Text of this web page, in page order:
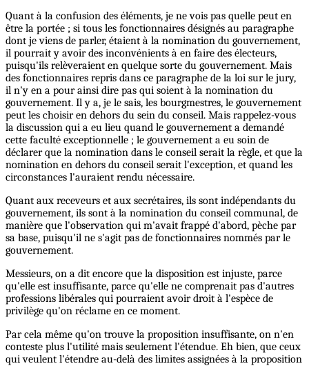
Quant à la confusion des éléments, je ne vois pas quelle peut en
être la portée ; si tous les fonctionnaires désignés au paragraphe
dont je viens de parler, étaient à la nomination du gouvernement,
il pourrait y avoir des inconvénients à en faire des électeurs,
puisqu'ils relèveraient en quelque sorte du gouvernement. Mais
des fonctionnaires repris dans ce paragraphe de la loi sur le jury,
il n'y en a pour ainsi dire pas qui soient à la nomination du
gouvernement. Il y a, je le sais, les bourgmestres, le gouvernement
peut les choisir en dehors du sein du conseil. Mais rappelez-vous
la discussion qui a eu lieu quand le gouvernement a demandé
cette faculté exceptionnelle ; le gouvernement a eu soin de
déclarer que la nomination dans le conseil serait la règle, et que la
nomination en dehors du conseil serait l'exception, et quand les
circonstances l'auraient rendu nécessaire.
Quant aux receveurs et aux secrétaires, ils sont indépendants du
gouvernement, ils sont à la nomination du conseil communal, de
manière que l'observation qui m'avait frappé d'abord, pèche par
sa base, puisqu'il ne s'agit pas de fonctionnaires nommés par le
gouvernement.
Messieurs, on a dit encore que la disposition est injuste, parce
qu'elle est insuffisante, parce qu'elle ne comprenait pas d'autres
professions libérales qui pourraient avoir droit à l'espèce de
privilège qu'on réclame en ce moment.
Par cela même qu'on trouve la proposition insuffisante, on n'en
conteste plus l'utilité mais seulement l'étendue. Eh bien, que ceux
qui veulent l'étendre au-delà des limites assignées à la proposition